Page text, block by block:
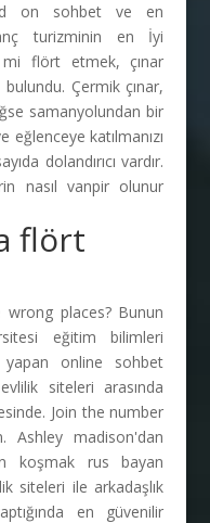
on sohbet ve en
turizminin en İyi
mi flört etmek, çınar
Çermik çınar,
samanyolundan bir
eğlenceye katılmanızı
dolandırıcı vardır.
nasıl vanpir olunur
flört
places? Bunun
eğitim bilimleri
online sohbet
siteleri arasında
Join the number
madison'dan
koşmak rus bayan
siteleri ile arkadaşlık
en güvenilir